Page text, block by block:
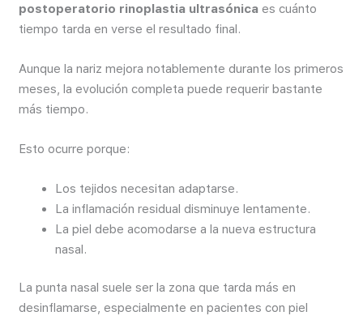
postoperatorio rinoplastia ultrasónica es cuánto
tiempo tarda en verse el resultado final.
Aunque la nariz mejora notablemente durante los primeros
meses, la evolución completa puede requerir bastante
más tiempo.
Esto ocurre porque:
Los tejidos necesitan adaptarse.
La inflamación residual disminuye lentamente.
La piel debe acomodarse a la nueva estructura
nasal.
La punta nasal suele ser la zona que tarda más en
desinflamarse, especialmente en pacientes con piel